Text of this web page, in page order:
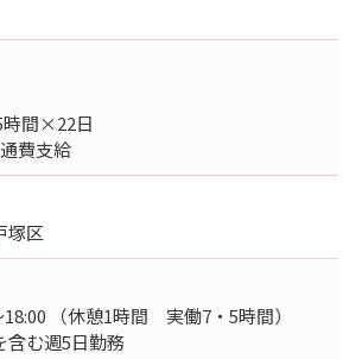
間×22日
費支給
塚区
（休憩1時間 実働7・5時間）
含む週5日勤務